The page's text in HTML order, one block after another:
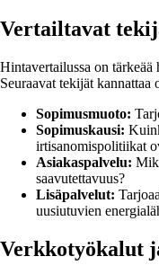
Vertailtavat
Hintavertailussa on
Seuraavat tekijät kannattaa
Sopimusmuoto:
Sopimuskausi:
irtisanomispolitiikat
Asiakaspalvelu:
saavutettavuus?
Lisäpalvelut:
uusiutuvien
Verkkotyökalut